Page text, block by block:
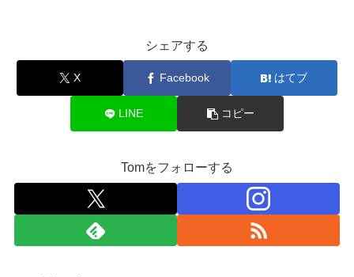
シェアする
X Facebook はてブ
LINE コピー
Tomをフォローする